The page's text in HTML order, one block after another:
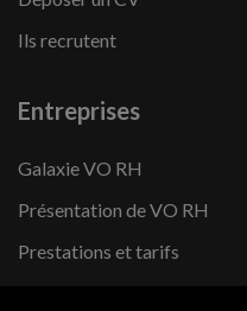
Ils recrutent
Entreprises
Galaxie VO RH
Présentation de VO RH
Prestations et tarifs